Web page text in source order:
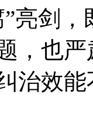
亮剑
，也
治效